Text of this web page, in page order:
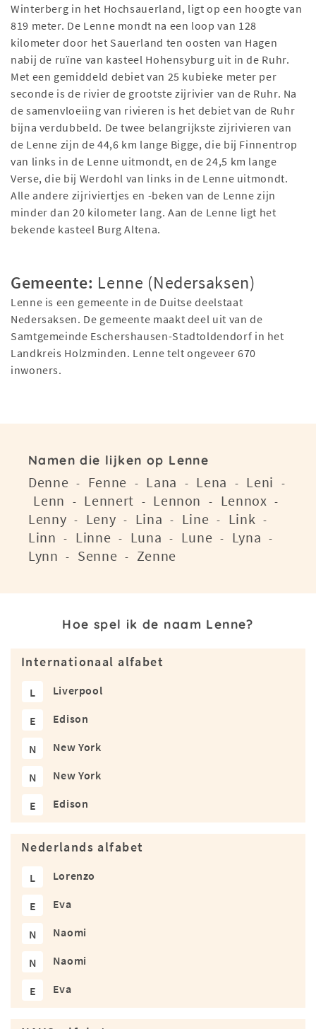
Winterberg in het Hochsauerland, ligt op een hoogte van
819 meter. De Lenne mondt na een loop van 128
kilometer door het Sauerland ten oosten van Hagen
nabij de ruïne van kasteel Hohensyburg uit in de Ruhr.
Met een gemiddeld debiet van 25 kubieke meter per
seconde is de rivier de grootste zijrivier van de Ruhr. Na
de samenvloeiing van rivieren is het debiet van de Ruhr
bijna verdubbeld. De twee belangrijkste zijrivieren van
de Lenne zijn de 44,6 km lange Bigge, die bij Finnentrop
van links in de Lenne uitmondt, en de 24,5 km lange
Verse, die bij Werdohl van links in de Lenne uitmondt.
Alle andere zijriviertjes en -beken van de Lenne zijn
minder dan 20 kilometer lang. Aan de Lenne ligt het
bekende kasteel Burg Altena.
Gemeente: Lenne (Nedersaksen)
Lenne is een gemeente in de Duitse deelstaat
Nedersaksen. De gemeente maakt deel uit van de
Samtgemeinde Eschershausen-Stadtoldendorf in het
Landkreis Holzminden. Lenne telt ongeveer 670
inwoners.
Namen die lijken op Lenne
Denne - Fenne - Lana - Lena - Leni -
Lenn - Lennert - Lennon - Lennox -
Lenny - Leny - Lina - Line - Link -
Linn - Linne - Luna - Lune - Lyna -
Lynn - Senne - Zenne
Hoe spel ik de naam Lenne?
Internationaal alfabet
L Liverpool
E Edison
N New York
N New York
E Edison
Nederlands alfabet
L Lorenzo
E Eva
N Naomi
N Naomi
E Eva